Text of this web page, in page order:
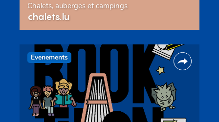
Chalets, auberges et campings
chalets.lu
Evenements